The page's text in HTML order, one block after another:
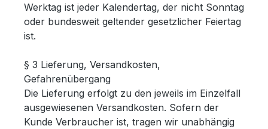
Werktag ist jeder Kalendertag, der nicht Sonntag
oder bundesweit geltender gesetzlicher Feiertag
ist.
§ 3 Lieferung, Versandkosten,
Gefahrenübergang
Die Lieferung erfolgt zu den jeweils im Einzelfall
ausgewiesenen Versandkosten. Sofern der
Kunde Verbraucher ist, tragen wir unabhängig